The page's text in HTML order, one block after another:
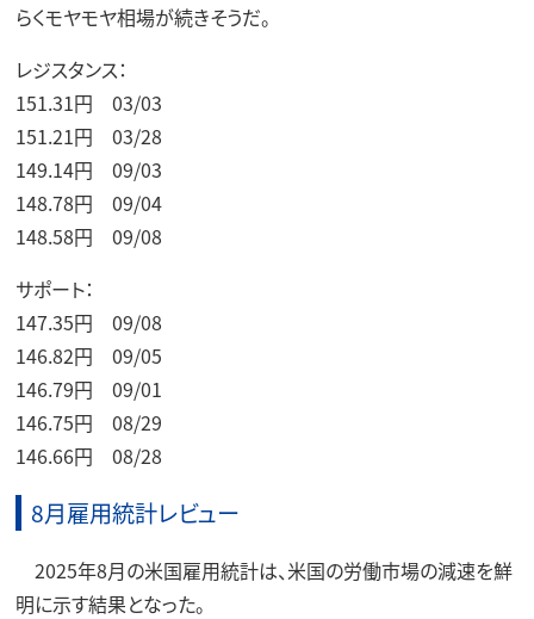
らくモヤモヤ相場が続きそうだ。
レジスタンス：
151.31円 03/03
151.21円 03/28
149.14円 09/03
148.78円 09/04
148.58円 09/08
サポート：
147.35円 09/08
146.82円 09/05
146.79円 09/01
146.75円 08/29
146.66円 08/28
8月雇用統計レビュー
2025年8月の米国雇用統計は、米国の労働市場の減速を鮮
明に示す結果となった。